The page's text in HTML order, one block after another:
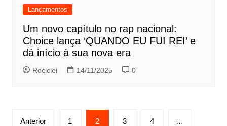
Lançamentos
Um novo capítulo no rap nacional:
Choice lança ‘QUANDO EU FUI REI’ e
dá início à sua nova era
Rociclei 14/11/2025 0
Paginação
Anterior 1 2 3 4 …